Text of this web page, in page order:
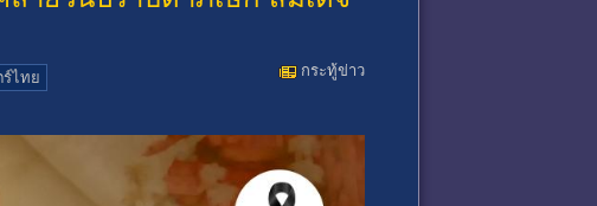
กระทู้ข่าว
ร์ไทย